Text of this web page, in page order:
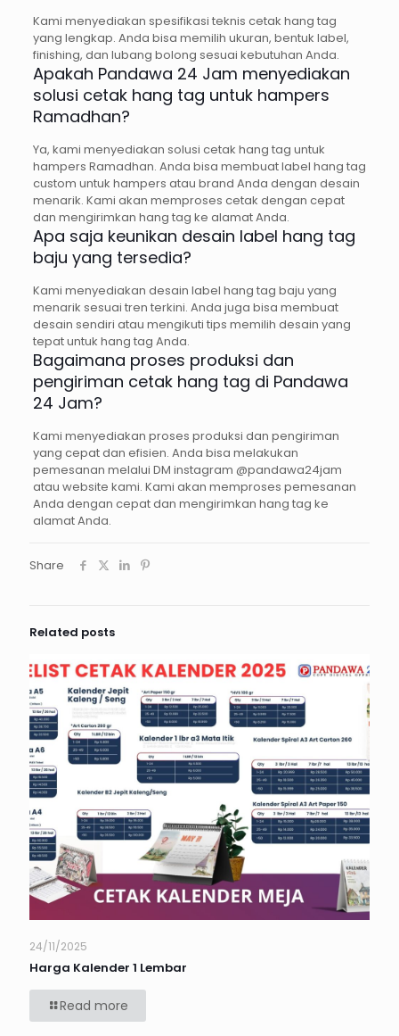
Kami menyediakan spesifikasi teknis cetak hang tag
yang lengkap. Anda bisa memilih ukuran, bentuk label,
finishing, dan lubang bolong sesuai kebutuhan Anda.
Apakah Pandawa 24 Jam menyediakan
solusi cetak hang tag untuk hampers
Ramadhan?
Ya, kami menyediakan solusi cetak hang tag untuk
hampers Ramadhan. Anda bisa membuat label hang tag
custom untuk hampers atau brand Anda dengan desain
menarik. Kami akan memproses cetak dengan cepat
dan mengirimkan hang tag ke alamat Anda.
Apa saja keunikan desain label hang tag
baju yang tersedia?
Kami menyediakan desain label hang tag baju yang
menarik sesuai tren terkini. Anda juga bisa membuat
desain sendiri atau mengikuti tips memilih desain yang
tepat untuk hang tag Anda.
Bagaimana proses produksi dan
pengiriman cetak hang tag di Pandawa
24 Jam?
Kami menyediakan proses produksi dan pengiriman
yang cepat dan efisien. Anda bisa melakukan
pemesanan melalui DM instagram @pandawa24jam
atau website kami. Kami akan memproses pemesanan
Anda dengan cepat dan mengirimkan hang tag ke
alamat Anda.
Share
Related posts
24/11/2025
Harga Kalender 1 Lembar
Read more